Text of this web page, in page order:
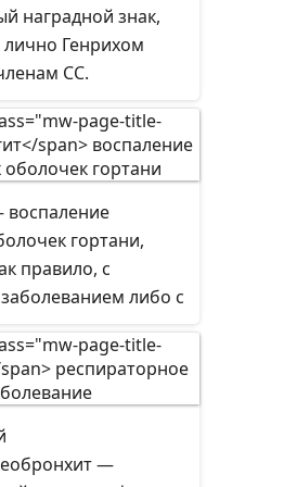
наградной знак,
Генрихом
СС.
гортани,
правило, с
либо с
как корь,
Развитию
переохлаждение,
рот, запылённый
—